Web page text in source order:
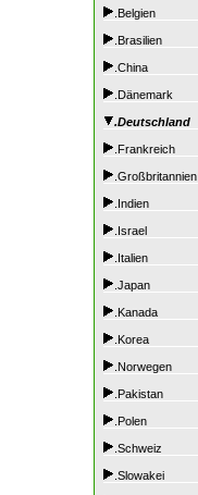
.Belgien
.Brasilien
.China
.Dänemark
.Deutschland
.Frankreich
.Großbritannien
.Indien
.Israel
.Italien
.Japan
.Kanada
.Korea
.Norwegen
.Pakistan
.Polen
.Schweiz
.Slowakei